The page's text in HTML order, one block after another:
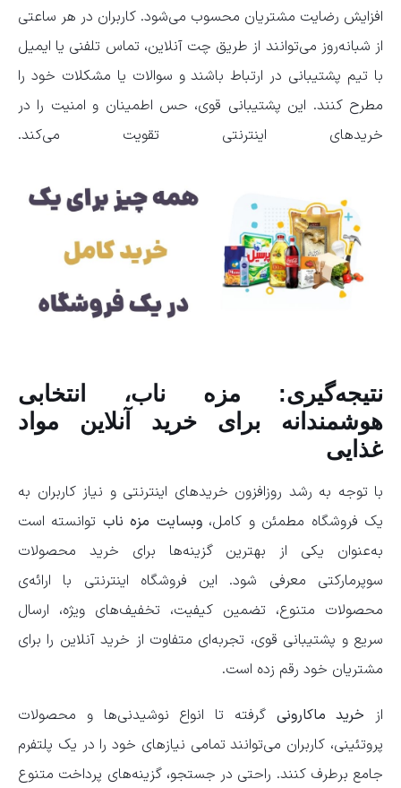
افزایش رضایت مشتریان محسوب می‌شود. کاربران در هر ساعتی
از شبانه‌روز می‌توانند از طریق چت آنلاین، تماس تلفنی یا ایمیل
با تیم پشتیبانی در ارتباط باشند و سوالات یا مشکلات خود را
مطرح کنند. این پشتیبانی قوی، حس اطمینان و امنیت را در
خریدهای اینترنتی تقویت می‌کند.
نتیجه‌گیری: مزه ناب، انتخابی
هوشمندانه برای خرید آنلاین مواد
غذایی
با توجه به رشد روزافزون خریدهای اینترنتی و نیاز کاربران به
یک فروشگاه مطمئن و کامل،وبسایت مزه ناب توانسته است
به‌عنوان یکی از بهترین گزینه‌ها برای خرید محصولات
سوپرمارکتی معرفی شود. این فروشگاه اینترنتی با ارائه‌ی
محصولات متنوع، تضمین کیفیت، تخفیف‌های ویژه، ارسال
سریع و پشتیبانی قوی، تجربه‌ای متفاوت از خرید آنلاین را برای
مشتریان خود رقم زده است.
از خرید ماکارونی گرفته تا انواع نوشیدنی‌ها و محصولات
پروتئینی، کاربران می‌توانند تمامی نیازهای خود را در یک پلتفرم
جامع برطرف کنند. راحتی در جستجو، گزینه‌های پرداخت متنوع